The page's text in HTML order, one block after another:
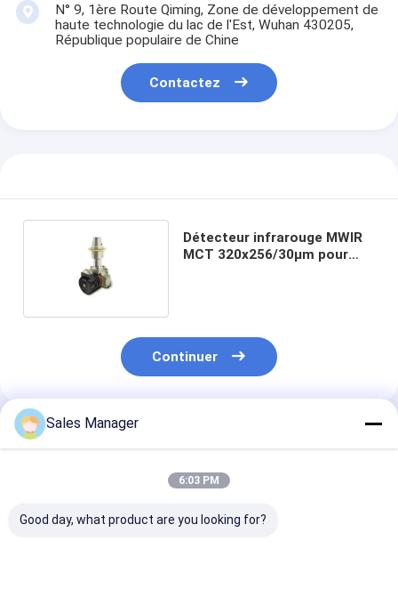
N° 9, 1ère Route Qiming, Zone de développement de
haute technologie du lac de l'Est, Wuhan 430205,
République populaire de Chine
Contactez
Détecteur infrarouge MWIR
MCT 320x256/30μm pour
Continuer
Produits Recommandés
Sales Manager
6:03 PM
Good day, what product are you looking for?